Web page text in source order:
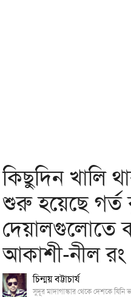
কিছুদিন খালি
শুরু হয়েছে গর্ত
দেয়ালগুলোতে
আকাশী-নীল রং
চিন্ময় বট্টাচার্য
সুদূর মাদাগাস্কার থেকে দেশকে যিনি